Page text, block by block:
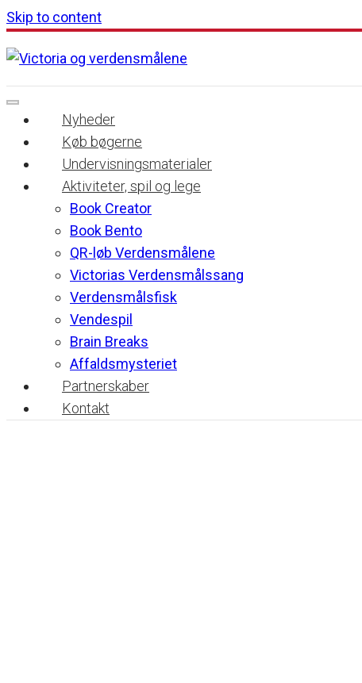
Skip to content
Nyheder
Køb bøgerne
Undervisningsmaterialer
Aktiviteter, spil og lege
Book Creator
Book Bento
QR-løb Verdensmålene
Victorias Verdensmålssang
Verdensmålsfisk
Vendespil
Brain Breaks
Affaldsmysteriet
Partnerskaber
Kontakt